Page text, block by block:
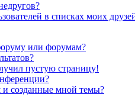
в списках моих
или форумам?
пустую страницу!
созданные мной темы?